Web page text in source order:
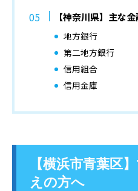
【神奈川県】主な
地方銀行
第二地方銀行
信用組合
信用金庫
【横浜市青葉区
えの方へ